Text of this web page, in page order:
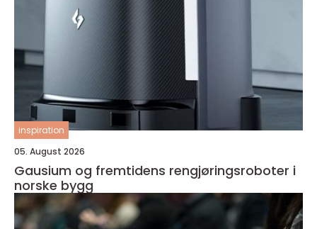
inspiration
05. August 2026
Gausium og fremtidens rengjøringsroboter i
norske bygg